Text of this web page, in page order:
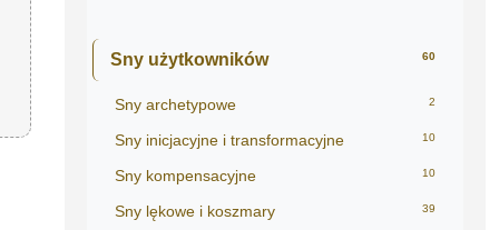
Sny użytkowników 60
Sny archetypowe 2
Sny inicjacyjne i transformacyjne 10
Sny kompensacyjne 10
Sny lękowe i koszmary 39